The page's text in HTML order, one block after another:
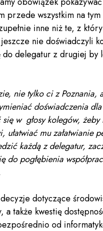
przede wszystkim na
inne niż te, z
nie doświadczyli
delegatur z drugiej by
nie tylko ci z Poznania,
doświadczenia
w głosy kolegów,
mu załatwianie
każdą z delegatur,
do pogłębienia
dotyczące
a także kwestię
od